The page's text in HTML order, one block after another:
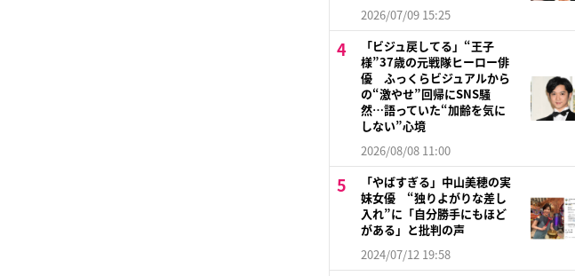
2026/07/09 15:25
「ビジュ戻してる」“王子
様”37歳の元戦隊ヒーロー俳
優 ふっくらビジュアルから
の“激やせ”回帰にSNS騒
然…語っていた“加齢を気に
しない”心境
2026/08/08 11:00
「やばすぎる」中山美穂の実
妹女優 “独りよがりな差し
入れ”に「自分勝手にもほど
がある」と批判の声
2024/07/12 19:58